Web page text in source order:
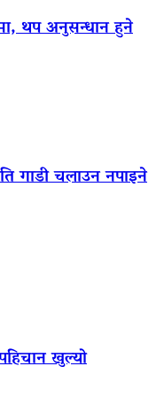
थप अनुसन्धान हुने
गाडी चलाउन नपाइने
खुल्यो